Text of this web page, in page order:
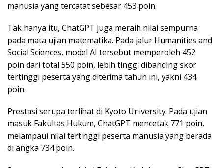
manusia yang tercatat sebesar 453 poin.
Tak hanya itu, ChatGPT juga meraih nilai sempurna
pada mata ujian matematika. Pada jalur Humanities and
Social Sciences, model AI tersebut memperoleh 452
poin dari total 550 poin, lebih tinggi dibanding skor
tertinggi peserta yang diterima tahun ini, yakni 434
poin.
Prestasi serupa terlihat di Kyoto University. Pada ujian
masuk Fakultas Hukum, ChatGPT mencetak 771 poin,
melampaui nilai tertinggi peserta manusia yang berada
di angka 734 poin.